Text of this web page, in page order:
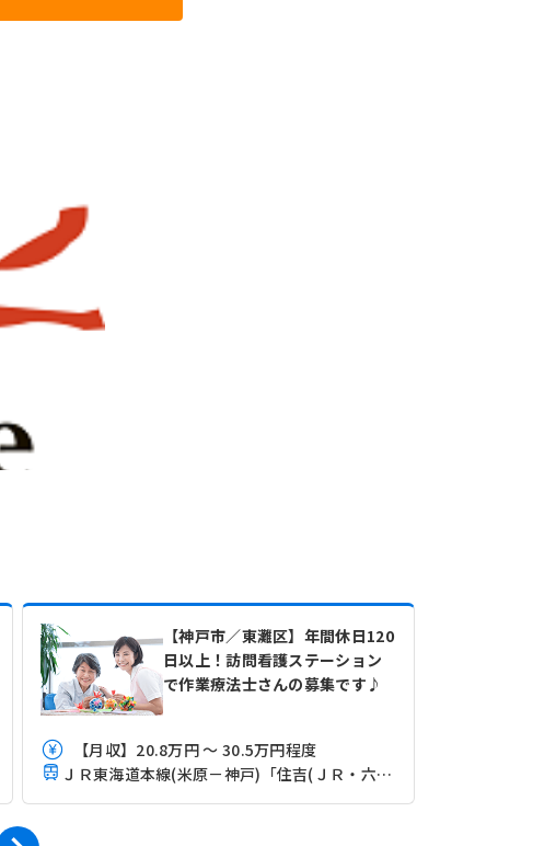
【神戸市／東灘区】年間休日120
日以上！訪問看護ステーション
で作業療法士さんの募集です♪
【月収】20.8万円 ～ 30.5万円程度
ＪＲ東海道本線(米原－神戸)「住吉(ＪＲ・六甲ライナー)駅」（徒歩4分）